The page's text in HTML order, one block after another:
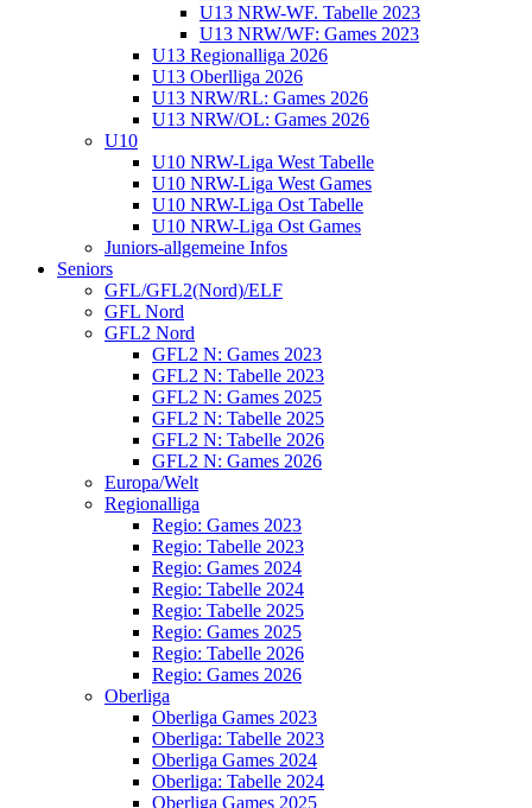
U13 NRW-WF. Tabelle 2023
U13 NRW/WF: Games 2023
U13 Regionalliga 2026
U13 Oberlliga 2026
U13 NRW/RL: Games 2026
U13 NRW/OL: Games 2026
U10
U10 NRW-Liga West Tabelle
U10 NRW-Liga West Games
U10 NRW-Liga Ost Tabelle
U10 NRW-Liga Ost Games
Juniors-allgemeine Infos
Seniors
GFL/GFL2(Nord)/ELF
GFL Nord
GFL2 Nord
GFL2 N: Games 2023
GFL2 N: Tabelle 2023
GFL2 N: Games 2025
GFL2 N: Tabelle 2025
GFL2 N: Tabelle 2026
GFL2 N: Games 2026
Europa/Welt
Regionalliga
Regio: Games 2023
Regio: Tabelle 2023
Regio: Games 2024
Regio: Tabelle 2024
Regio: Tabelle 2025
Regio: Games 2025
Regio: Tabelle 2026
Regio: Games 2026
Oberliga
Oberliga Games 2023
Oberliga: Tabelle 2023
Oberliga Games 2024
Oberliga: Tabelle 2024
Oberliga Games 2025